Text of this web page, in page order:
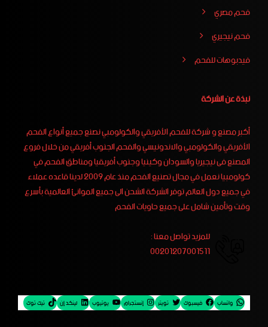
فحم مصري
فحم نيجيري
فيدبوهات للفحم
نبذة عن الشركة
أكبر مصنع و شركة للفحم الأفريقي والكولومبي نصنع جميع أنواع الفحم
الأفريقي والكولومبي والاندونيسي والفحم الجنوب أفريقي من خلال فروع
المصنع فى نيجيريا والسودان وكينيا وجنوب أفريقيا ومناطق الفحم في
كولومبيا نعمل في مجال تصنيع الفحم منذ عام 2009 لدينا قاعده عملاء
في جميع دول العالم توفر الشركة الشحن الى جميع الموانئ العالمية بأسرع
وقت وتأمين شامل على جميع حاويات الفحم
للمزيد تواصل معنا :
00201207001511
واتساب فيسبوك تويتر إنستجرام يوتيوب لينكد إن تيك توك